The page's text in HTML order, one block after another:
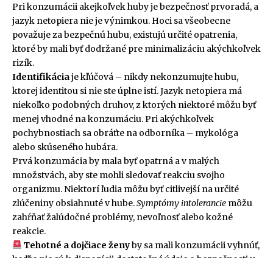
Pri konzumácii akejkoľvek huby je bezpečnosť prvoradá, a
jazyk netopiera nie je výnimkou. Hoci sa všeobecne
považuje za bezpečnú hubu, existujú určité opatrenia,
ktoré by mali byť dodržané pre minimalizáciu akýchkoľvek
rizík.
Identifikáciaje kľúčová – nikdy nekonzumujte hubu,
ktorej identitou si nie ste úplne istí. Jazyk netopiera má
niekoľko podobných druhov, z ktorých niektoré môžu byť
menej vhodné na konzumáciu. Pri akýchkoľvek
pochybnostiach sa obráťte na odborníka – mykológa
alebo skúseného hubára.
Prvá konzumácia by mala byť opatrná a v malých
množstvách, aby ste mohli sledovať reakciu svojho
organizmu. Niektorí ľudia môžu byť citlivejší na určité
zlúčeniny obsiahnuté v hube.Symptómy intolerancie môžu
zahŕňať žalúdočné problémy, nevoľnosť alebo kožné
reakcie.
Tehotné a dojčiace ženyby sa mali konzumácii vyhnúť,